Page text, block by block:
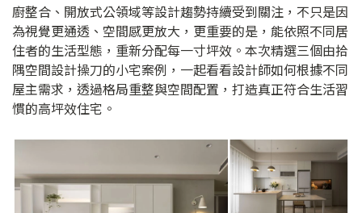
廚整合、開放式公領域等設計趨勢持續受到關注，不只是因
為視覺更通透、空間感更放大，更重要的是，能依照不同居
住者的生活型態，重新分配每一寸坪效。本次精選三個由拾
隅空間設計操刀的小宅案例，一起看看設計師如何根據不同
屋主需求，透過格局重整與空間配置，打造真正符合生活習
慣的高坪效住宅。